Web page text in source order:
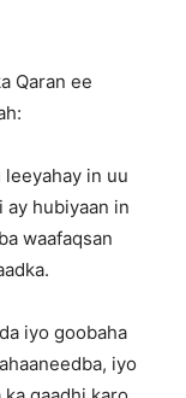
Qaran ee
leeyahay in uu
ay hubiyaan in
waafaqsan
iyo goobaha
iyo